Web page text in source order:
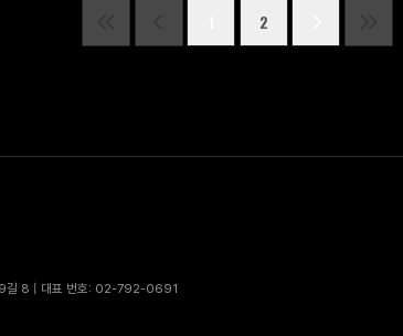
2
길 8 | 대표 번호: 02-792-0691